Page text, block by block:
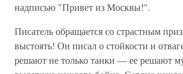
надписью "Привет из Москвы!".
Писатель обращается со страстным
выстоять! Он писал о стойкости и
решают не только танки — ее решают